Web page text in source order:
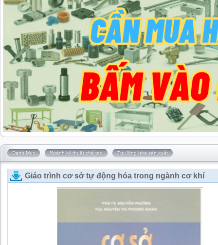
Danh Mục Ngành kỹ thuật chế tạo Tự động hóa sản xuất
Giáo trình cơ sở tự động hóa trong ngành cơ khí